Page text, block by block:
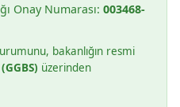
Onay Numarası: 003468-
bakanlığın resmi
üzerinden